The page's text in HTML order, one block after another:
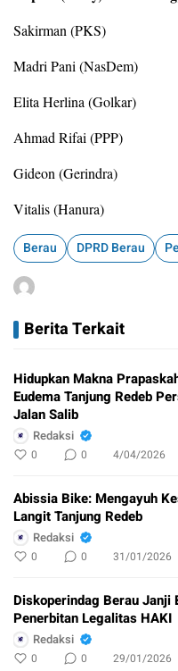
Sakirman (PKS)
Madri Pani (NasDem)
Elita Herlina (Golkar)
Ahmad Rifai (PPP)
Gideon (Gerindra)
Vitalis (Hanura)
Berau DPRD Berau
Berita Terkait
Hidupkan Makna
Eudema Tanjung Redeb
Jalan Salib
Redaksi
0 0 4/04/2026
Abissia Bike: Mengayuh
Langit Tanjung Redeb
Redaksi
0 0 31/01/2026
Diskoperindag Berau Janji
Penerbitan Legalitas HAKI
Redaksi
0 0 29/01/2026